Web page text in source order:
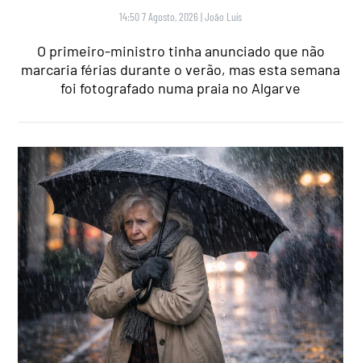
14:50 7 Agosto, 2026 |João Luís
O primeiro-ministro tinha anunciado que não
marcaria férias durante o verão, mas esta semana
foi fotografado numa praia no Algarve